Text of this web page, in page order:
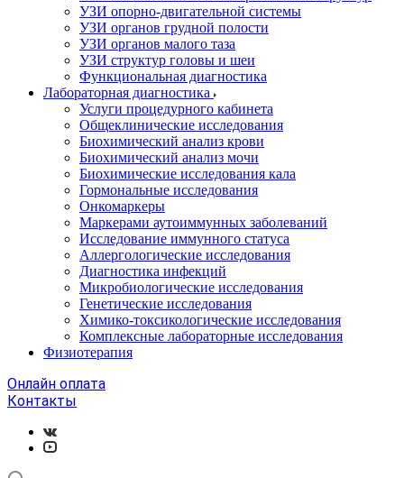
УЗИ опорно-двигательной системы
УЗИ органов грудной полости
УЗИ органов малого таза
УЗИ структур головы и шеи
Функциональная диагностика
Лабораторная диагностика
Услуги процедурного кабинета
Общеклинические исследования
Биохимический анализ крови
Биохимический анализ мочи
Биохимические исследования кала
Гормональные исследования
Онкомаркеры
Маркерами аутоиммунных заболеваний
Исследование иммунного статуса
Аллергологические исследования
Диагностика инфекций
Микробиологические исследования
Генетические исследования
Химико-токсикологические исследования
Комплексные лабораторные исследования
Физиотерапия
Онлайн оплата
Контакты